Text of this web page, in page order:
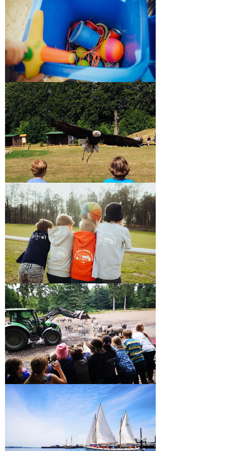
Einschulung
Übungszeit
Verlässliche
Grundschule
Zuhause
und
Schule
Klassenfahrten
Der
Schulweg
Läuse-
Info
Kontakt